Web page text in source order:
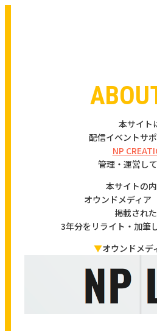
本サイト
配信イベントサ
NP
管理・運営して
本サイトの内
オウンドメディア
掲載され
3年分をリライト・加筆
▼オウンドメデ